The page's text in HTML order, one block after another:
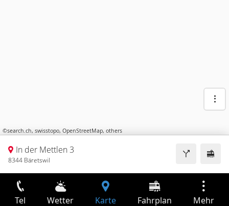
©search.ch, swisstopo, OpenStreetMap, others
In der Mettlen 3
8344 Bäretswil
Tel Wetter Karte Fahrplan Mehr